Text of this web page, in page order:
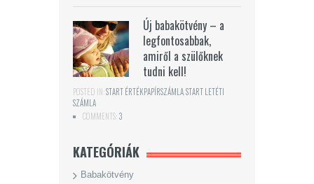
Új babakötvény – a
legfontosabbak,
amiről a szülőknek
tudni kell!
POSTED IN:START ÉRTÉKPAPÍRSZÁMLASTART LETÉTI
SZÁMLA
COMMENTS:3
KATEGÓRIÁK
Babakötvény